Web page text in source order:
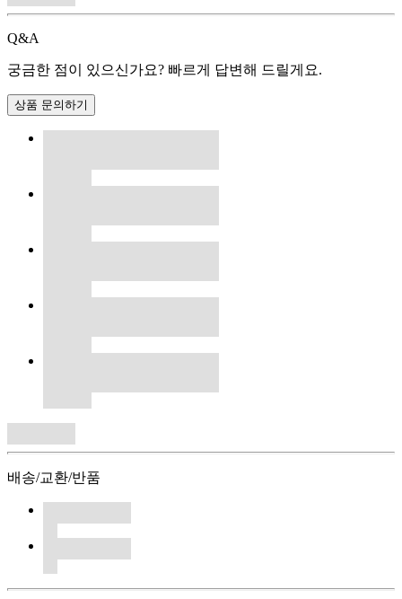
Q&A
궁금한 점이 있으신가요? 빠르게 답변해 드릴게요.
상품 문의하기
배송/교환/반품